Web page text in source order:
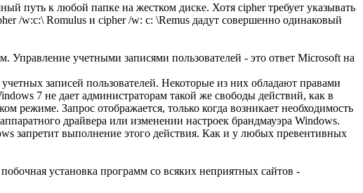
путь к любой папке на жестком диске. Хотя cipher требует указывать
/w:c:\ Romulus и cipher /w: с: \Remus дадут совершенно одинаковый
учетными записями пользователей - это ответ Microsoft на
записей пользователей. Некоторые из них обладают правами
7 не дает администраторам такой же свободы действий, как в
режиме. Запрос отображается, только когда возникает необходимость
драйвера или изменении настроек брандмауэра Windows.
запретит выполнение этого действия. Как и у любых превентивных
установка программ со всяких неприятных сайтов -